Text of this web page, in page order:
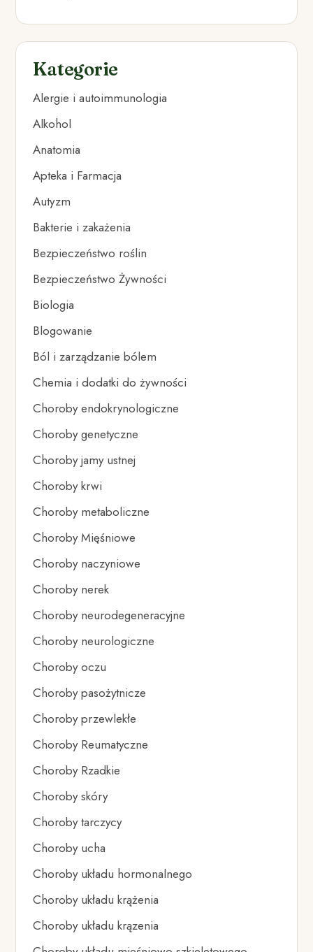
Kategorie
Alergie i autoimmunologia
Alkohol
Anatomia
Apteka i Farmacja
Autyzm
Bakterie i zakażenia
Bezpieczeństwo roślin
Bezpieczeństwo Żywności
Biologia
Blogowanie
Ból i zarządzanie bólem
Chemia i dodatki do żywności
Choroby endokrynologiczne
Choroby genetyczne
Choroby jamy ustnej
Choroby krwi
Choroby metaboliczne
Choroby Mięśniowe
Choroby naczyniowe
Choroby nerek
Choroby neurodegeneracyjne
Choroby neurologiczne
Choroby oczu
Choroby pasożytnicze
Choroby przewlekłe
Choroby Reumatyczne
Choroby Rzadkie
Choroby skóry
Choroby tarczycy
Choroby ucha
Choroby układu hormonalnego
Choroby układu krążenia
Choroby układu krązenia